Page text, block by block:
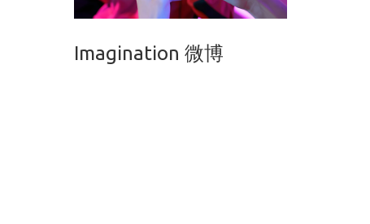
Imagination 微博